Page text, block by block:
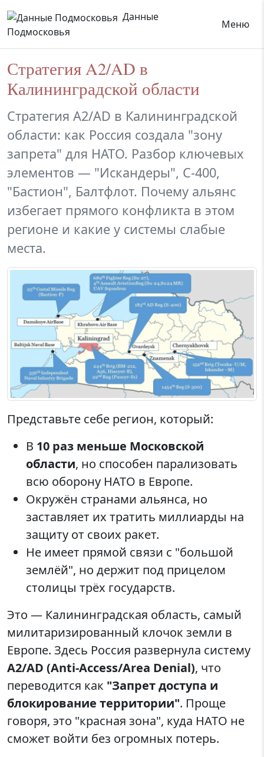
Данные
Подмосковья
Меню
Стратегия A2/AD в
Калининградской области
Стратегия A2/AD в Калининградской
области: как Россия создала "зону
запрета" для НАТО. Разбор ключевых
элементов — "Искандеры", С-400,
"Бастион", Балтфлот. Почему альянс
избегает прямого конфликта в этом
регионе и какие у системы слабые
места.
Представьте себе регион, который:
В 10 раз меньше Московской
области, но способен парализовать
всю оборону НАТО в Европе.
Окружён странами альянса, но
заставляет их тратить миллиарды на
защиту от своих ракет.
Не имеет прямой связи с "большой
землёй", но держит под прицелом
столицы трёх государств.
Это — Калининградская область, самый
милитаризированный клочок земли в
Европе. Здесь Россия развернула систему
A2/AD (Anti-Access/Area Denial), что
переводится как "Запрет доступа и
блокирование территории". Проще
говоря, это "красная зона", куда НАТО не
сможет войти без огромных потерь.